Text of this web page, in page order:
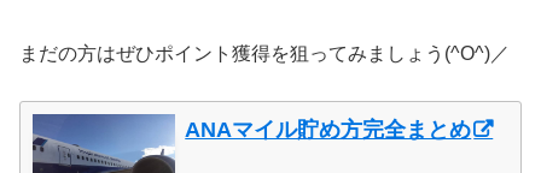
まだの方はぜひポイント獲得を狙ってみましょう(^O^)／
ANAマイル貯め方完全まとめ